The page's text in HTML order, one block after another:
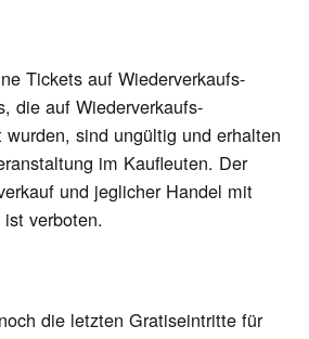
Tickets auf Wiederverkaufs-
die auf Wiederverkaufs-
sind ungültig und erhalten
im Kaufleuten. Der
und jeglicher Handel mit
verboten.
die letzten Gratiseintritte für